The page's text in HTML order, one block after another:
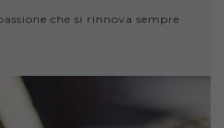
che si rinnova sempre